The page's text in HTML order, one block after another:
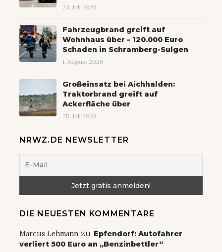
23. Juli 2026
Fahrzeugbrand greift auf
Wohnhaus über – 120.000 Euro
Schaden in Schramberg-Sulgen
1. August 2026
Großeinsatz bei Aichhalden:
Traktorbrand greift auf
Ackerfläche über
25. Juli 2026
NRWZ.DE NEWSLETTER
DIE NEUESTEN KOMMENTARE
Marcus Lehmann zu Epfendorf: Autofahrer
verliert 500 Euro an „Benzinbettler“